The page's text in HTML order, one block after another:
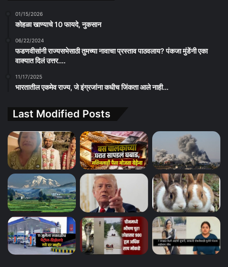
01/15/2026
कोहळा खाण्याचे 10 फायदे, नुकसान
06/22/2024
फडणवीसांनी राज्यसभेसाठी तुमच्या नावाचा प्रस्ताव पाठवलाय? पंकजा मुंडेंनी एका
वाक्यात दिलं उत्तर….
11/17/2025
भारतातील एकमेव राज्य, जे इंग्रजांना कधीच जिंकता आले नाही…
Last Modified Posts